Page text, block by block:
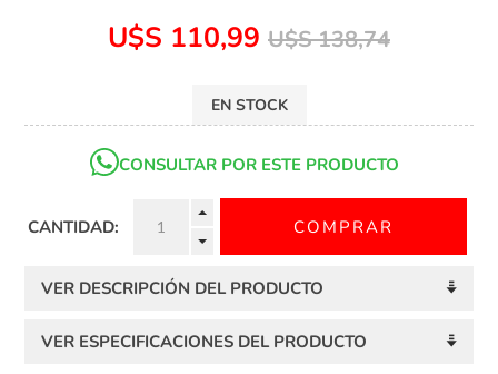
U$S 110,99 U$S 138,74
EN STOCK
CONSULTAR POR ESTE PRODUCTO
CANTIDAD:
VER DESCRIPCIÓN DEL PRODUCTO
VER ESPECIFICACIONES DEL PRODUCTO